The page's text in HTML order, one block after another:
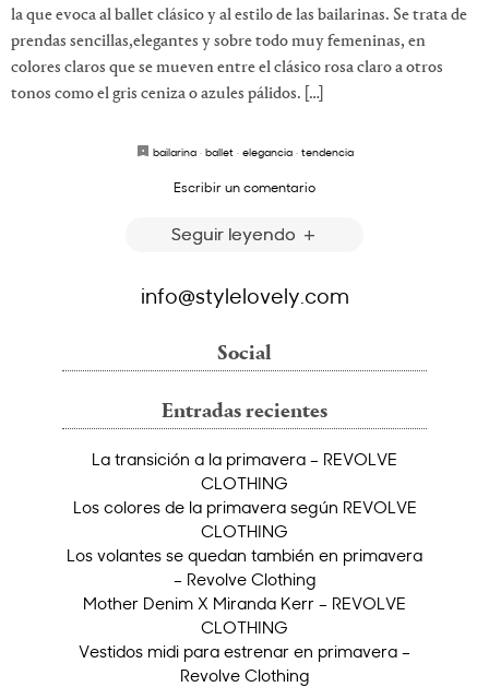
la que evoca al ballet clásico y al estilo de las bailarinas. Se trata de
prendas sencillas,elegantes y sobre todo muy femeninas, en
colores claros que se mueven entre el clásico rosa claro a otros
tonos como el gris ceniza o azules pálidos. […]
bailarina· ballet· elegancia· tendencia
Escribir un comentario
Seguir leyendo
info@stylelovely.com
Social
Entradas recientes
La transición a la primavera – REVOLVE
CLOTHING
Los colores de la primavera según REVOLVE
CLOTHING
Los volantes se quedan también en primavera
– Revolve Clothing
Mother Denim X Miranda Kerr – REVOLVE
CLOTHING
Vestidos midi para estrenar en primavera –
Revolve Clothing